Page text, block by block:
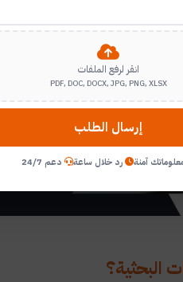
البحثية؟
انقر لرفع الملفات
PDF, DOC, DOCX, JPG, PNG, XLSX
إرسال الطلب
آمنة رد خلال ساعة دعم 24/7